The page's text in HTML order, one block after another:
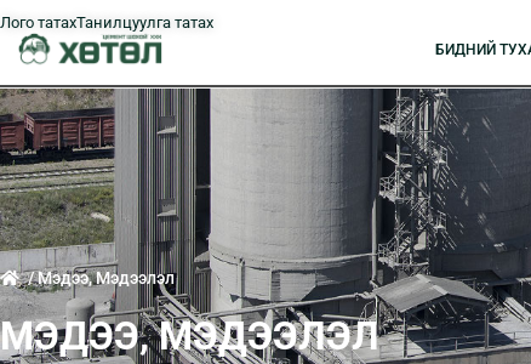
Лого татахТанилцуулга татах
БИДНИЙ
/ Мэдээ, Мэдээлэл
МЭДЭЭ, МЭДЭЭЛЭЛ